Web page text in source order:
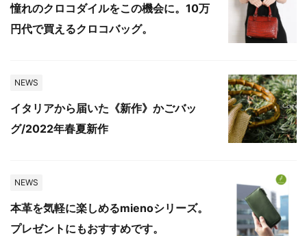
憧れのクロコダイルをこの機会に。10万
円代で買えるクロコバッグ。
NEWS
イタリアから届いた《新作》かごバッ
グ/2022年春夏新作
NEWS
本革を気軽に楽しめるmienoシリーズ。
プレゼントにもおすすめです。